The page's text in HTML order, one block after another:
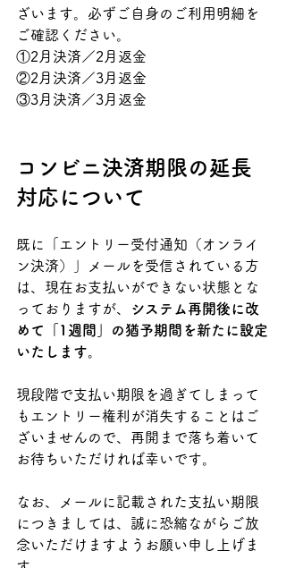
ざいます。必ずご自身のご利用明細を
ご確認ください。
①2月決済／2月返金
②2月決済／3月返金
③3月決済／3月返金
コンビニ決済期限の延長
対応について
既に「エントリー受付通知（オンライ
ン決済）」メールを受信されている方
は、現在お支払いができない状態とな
っておりますが、
システム再開後に改
めて「1週間」の猶予期間を新たに設定
いたします。
現段階で支払い期限を過ぎてしまって
もエントリー権利が消失することはご
ざいませんので、再開まで落ち着いて
お待ちいただければ幸いです。
なお、メールに記載された支払い期限
につきましては、誠に恐縮ながらご放
念いただけますようお願い申し上げま